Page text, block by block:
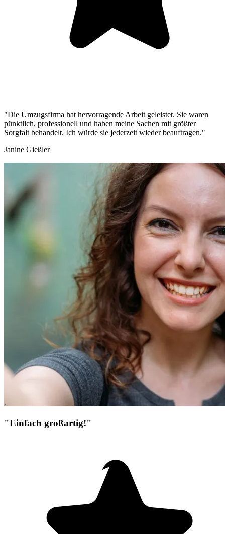
"Die Umzugsfirma hat hervorragende Arbeit geleistet. Sie waren
pünktlich, professionell und haben meine Sachen mit größter
Sorgfalt behandelt. Ich würde sie jederzeit wieder beauftragen."
Janine Gießler
"Einfach großartig!"